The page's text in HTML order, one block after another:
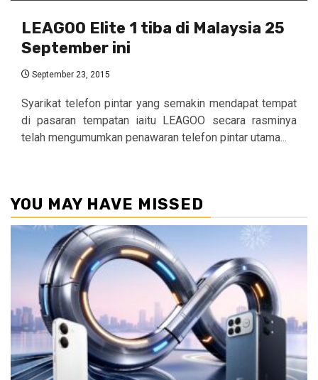
LEAGOO Elite 1 tiba di Malaysia 25
September ini
September 23, 2015
Syarikat telefon pintar yang semakin mendapat tempat
di pasaran tempatan iaitu LEAGOO secara rasminya
telah mengumumkan penawaran telefon pintar utama...
YOU MAY HAVE MISSED